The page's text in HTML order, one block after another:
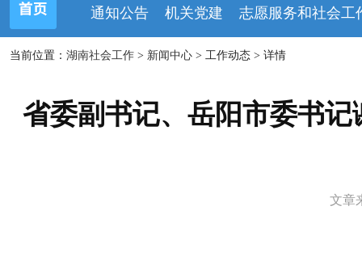
通知公告
机关党建 志愿服务和社会工
当前位置：湖南社会工作 > 新闻中心 > 工作动态 > 详情
省委副书记、岳阳市委书
文章